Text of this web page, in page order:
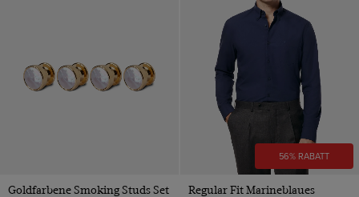
Goldfarbene Smoking Studs Set
56% RABATT
Regular Fit Marineblaues